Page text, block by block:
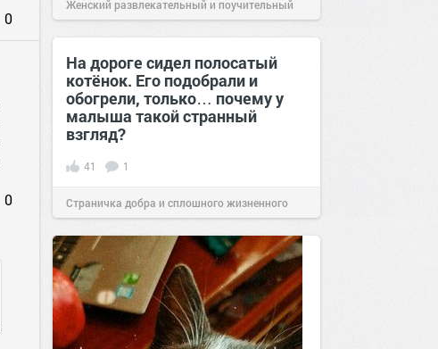
0
0
Женский развлекательный и поучительный
сайт. 12:28 12 май 2020
На дороге сидел полосатый
котёнок. Его подобрали и
обогрели, только… почему у
малыша такой странный
взгляд?
41 1
Страничка добра и сплошного жизненного
позитива!23:5726 фев 2018